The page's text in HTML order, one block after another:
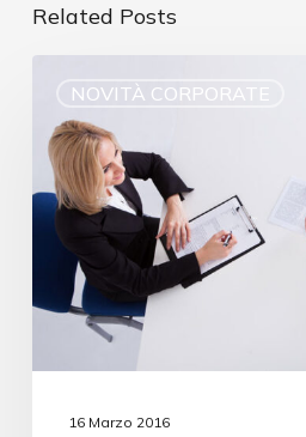
Related Posts
NOVITÀ CORPORATE
16 Marzo 2016